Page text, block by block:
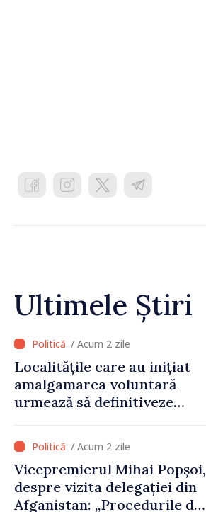
Ultimele Știri
/ Acum 2 zile
Localitățile care au inițiat
amalgamarea voluntară
urmează să definitiveze
parcursul lunii august
/ Acum 2 zile
Vicepremierul Mihai Popșoi,
despre vizita delegației din
Afganistan: „Procedurile de